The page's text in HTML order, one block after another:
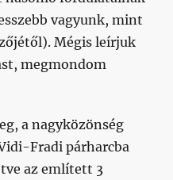
vagyunk, mint
Mégis leírjuk
megmondom
a nagyközönség
Fradi párharcba
az említett 3